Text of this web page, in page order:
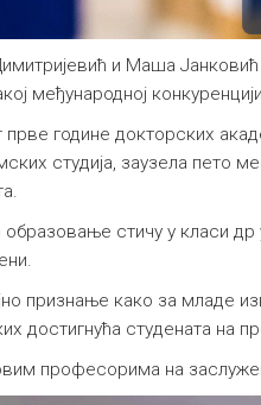
и Маша
међународној
године докторских
студија, заузела пето
образовање стичу у класи
признање како за младе
достигнућа студената
професорима на